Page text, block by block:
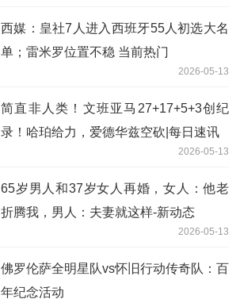
西媒：皇社7人进入西班牙55人初选大名
单；雷米罗位置不稳 当前热门
2026-05-13
简直非人类！文班亚马27+17+5+3创纪
录！哈珀给力，爱德华兹空砍|每日速讯
2026-05-13
65岁男人和37岁女人再婚，女人：他老
折腾我，男人：夫妻就这样-新动态
2026-05-13
佛罗伦萨全明星队vs怀旧行动传奇队：百
年纪念活动